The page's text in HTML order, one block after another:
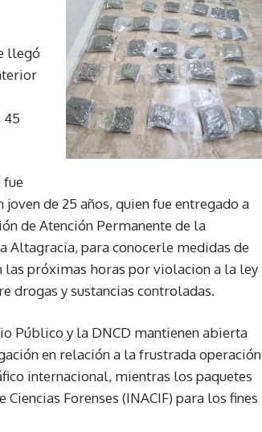
llegó
45
fue
joven de 25 años, quien fue entregado a
de Atención Permanente de la
Altagracia, para conocerle medidas de
las próximas horas por violacion a la ley
drogas y sustancias controladas.
Público y la DNCD mantienen abierta
en relación a la frustrada operación
internacional, mientras los paquetes
Forenses (INACIF) para los fines